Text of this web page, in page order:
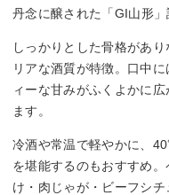
丹念に醸された「GI山形」
しっかりとした骨格があ
リアな酒質が特徴。口中
ィーな甘みがふくよかに
ます。
冷酒や常温で軽やかに、
を堪能するのもおすすめ
け・肉じゃが・ビーフシ